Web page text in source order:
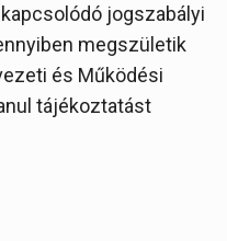
jogszabályi
megszületik
és Működési
tájékoztatást